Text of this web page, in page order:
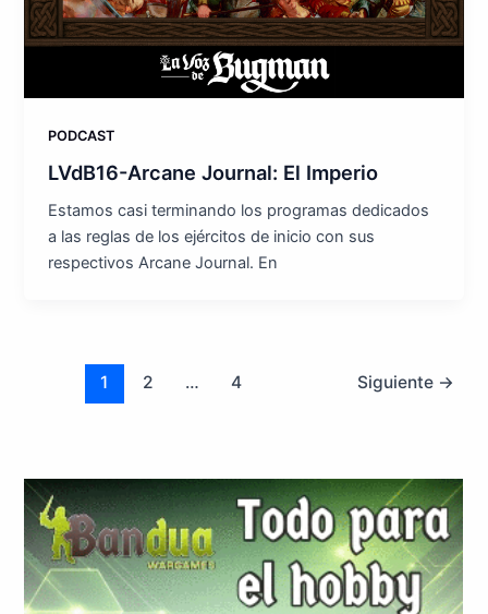
PODCAST
LVdB16-Arcane Journal: El Imperio
Estamos casi terminando los programas dedicados
a las reglas de los ejércitos de inicio con sus
respectivos Arcane Journal. En
1 2 … 4 Siguiente →